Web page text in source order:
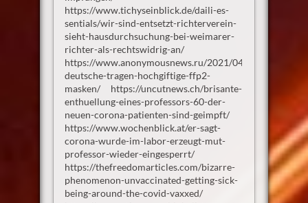
https://www.tichyseinblick.de/daili-es-
sentials/wir-sind-entsetzt-richterverein-
sieht-hausdurchsuchung-bei-weimarer-
richter-als-rechtswidrig-an/
https://www.anonymousnews.ru/2021/04/26/millionen-
deutsche-tragen-hochgiftige-ffp2-
masken/ https://uncutnews.ch/brisante-
enthuellung-eines-professors-60-der-
neuen-corona-patienten-sind-geimpft/
https://www.wochenblick.at/er-sagt-
corona-wurde-im-labor-erzeugt-mut-
professor-wieder-eingesperrt/
https://thefreedomarticles.com/bizarre-
phenomenon-unvaccinated-getting-sick-
being-around-the-covid-vaxxed/